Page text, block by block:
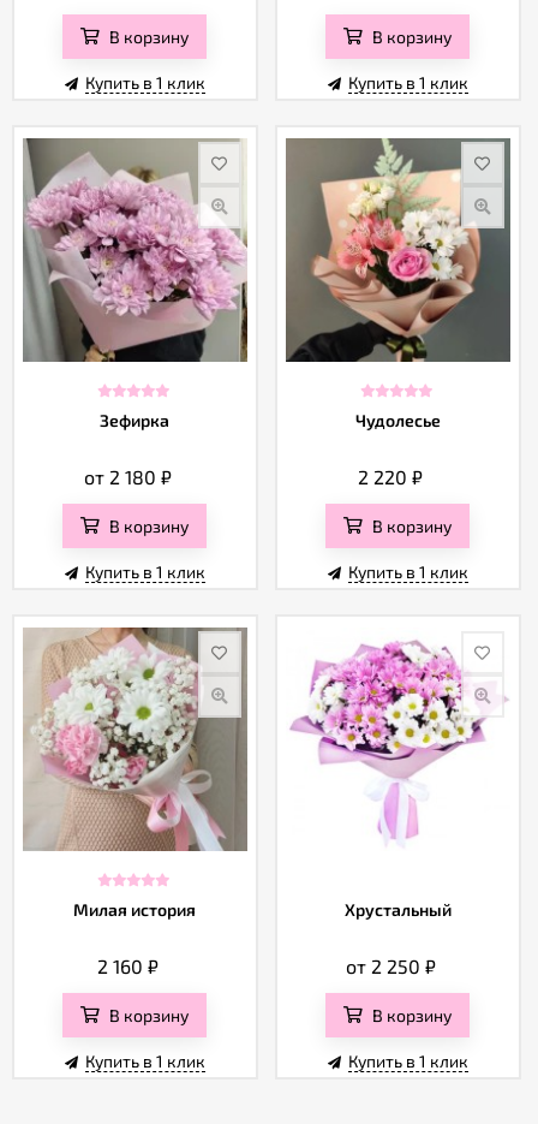
В корзину
Купить в 1 клик
В корзину
Купить в 1 клик
Зефирка
от 2 180 ₽
В корзину
Купить в 1 клик
Чудолесье
2 220₽
В корзину
Купить в 1 клик
Милая история
2 160 ₽
В корзину
Купить в 1 клик
Хрустальный
от 2 250 ₽
В корзину
Купить в 1 клик